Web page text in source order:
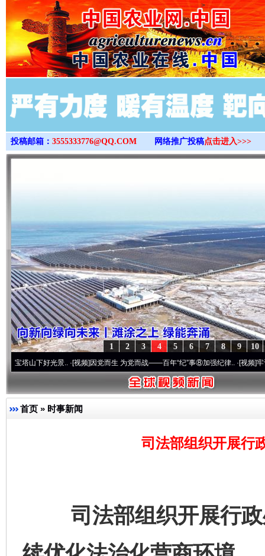
>
投稿邮箱： 3555333776@QQ.COM 网络推广投稿点击进入>>>
10
9
8
7
6
5
4
3
2
1
好光景..·[视频]因党而生 为党而战——百年“纪”事⑧加强纪律..·[视频]牢记初心使
首页 » 时事新闻
司法部组织开展行
司法部组织开展行政